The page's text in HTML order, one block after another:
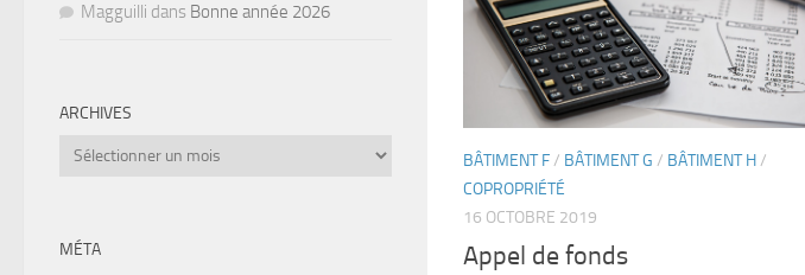
BÂTIMENT F/ BÂTIMENT G / BÂTIMENT H/
COPROPRIÉTÉ
16 OCTOBRE 2019
Appel de fonds
Magguilli dans Bonne année 2026
ARCHIVES
Archives
MÉTA